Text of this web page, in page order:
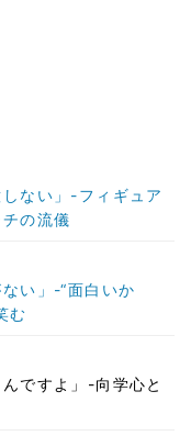
ない」-フィギュア
の流儀
い」-“面白いか
む
ですよ」-向学心と